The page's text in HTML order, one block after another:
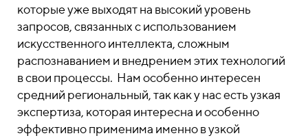
которые уже выходят на высокий уровень
запросов, связанных с использованием
искусственного интеллекта, сложным
распознаванием и внедрением этих технологий
в свои процессы. Нам особенно интересен
средний региональный, так как у нас есть узкая
экспертиза, которая интересна и особенно
эффективно применима именно в узкой